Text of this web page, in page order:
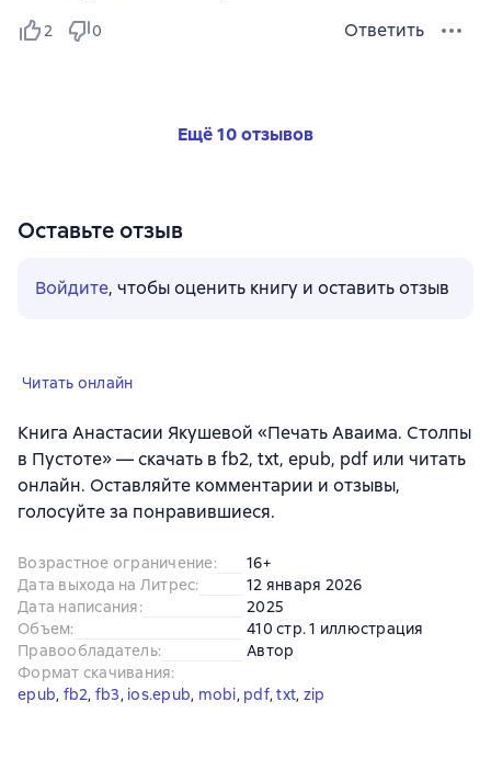
2 0 Ответить
Ещё 10 отзывов
Оставьте отзыв
Войдите, чтобы оценить книгу и оставить отзыв
Читать онлайн
Книга Анастасии Якушевой «Печать Аваима. Столпы
в Пустоте» — скачать в fb2, txt, epub, pdf или читать
онлайн. Оставляйте комментарии и отзывы,
голосуйте за понравившиеся.
Возрастное ограничение:
16+
Дата выхода на Литрес:
12 января 2026
Дата написания:
2025
Объем:
410 стр. 1 иллюстрация
Правообладатель:
Автор
Формат скачивания:
epub, fb2, fb3, ios.epub, mobi, pdf, txt, zip